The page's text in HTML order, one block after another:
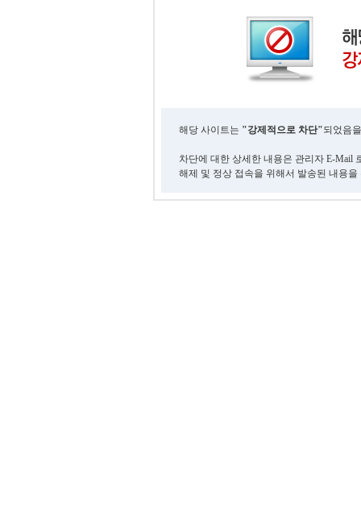
해당 사이트는 "강제적으로 차단"되었음
차단에 대한 상세한 내용은 관리자 E-Mail
해제 및 정상 접속을 위해서 발송된 내용